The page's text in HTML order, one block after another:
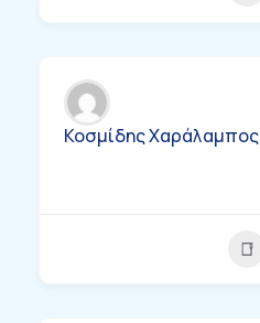
Κοσμίδης Χαράλαμπος